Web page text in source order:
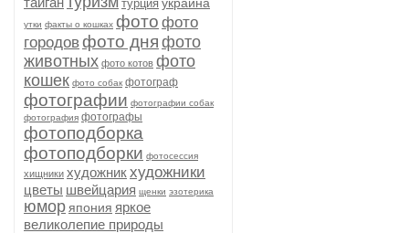
турция
утки факты о кошках фото фото
городовфото дня фото
животных фото котов фото
кошек фото собак фотограф
фотографии фотографии собак
фотография фотографы
фотоподборка
фотоподборки фотосессия
хищники художникхудожники
цветы швейцария щенки эзотерика
юмор япония яркое
великолепие природы